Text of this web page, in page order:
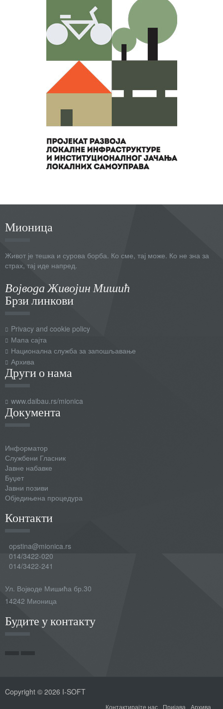
Мионица
Живот је тешка и сурова борба. Ко сме, тај може. Ко не зна за
страх, тај иде напред.
Војвода Живојин Мишић
Брзи линкови
Privacy and cookie policy
Мапа сајта
Национална служба за запошљавање
Архива
Други о нама
www.daibau.rs/mionica
Документа
Информатор
Службени Гласник
Јавне набавке
Буџет
Јавни позиви
Обједињена процедура
Контакти
opstina@mionica.rs
014/3422-020
014/3422-241
Ул. Војводе Мишића бр.30
14242 Мионица
Будите у контакту
Copyright © 2026 I-SOFT
Контактирајте нас Пријава Архива